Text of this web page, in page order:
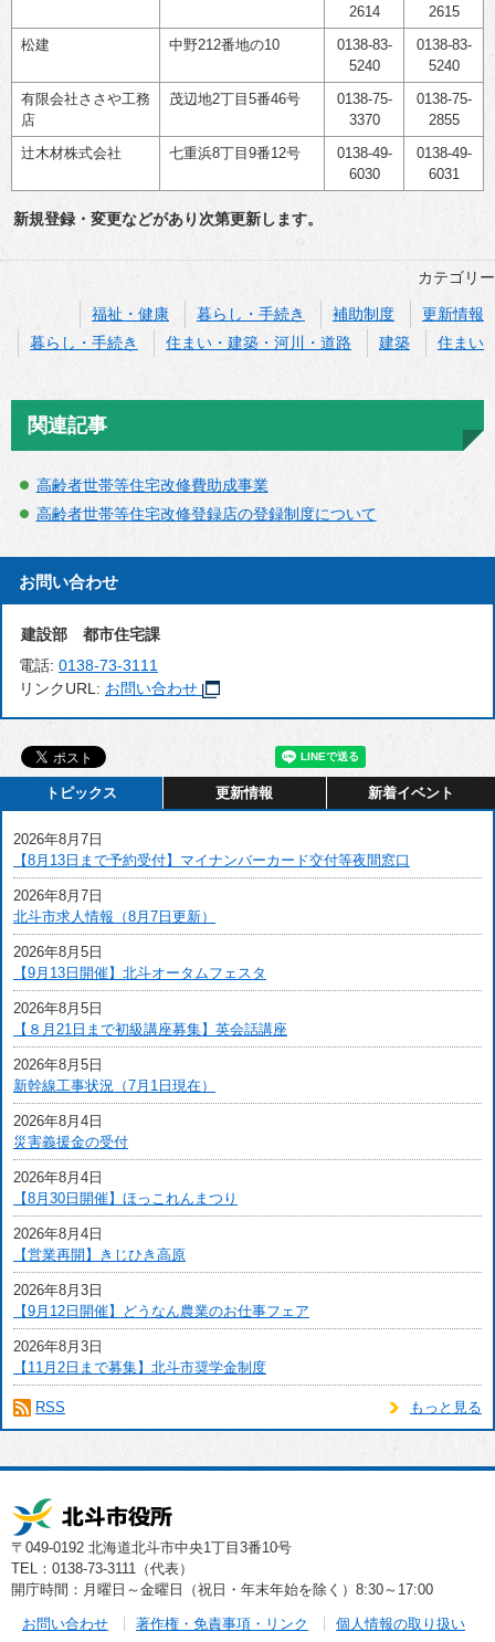
2614
2615
松建
中野212番地の10
0138-83-
5240
0138-83-
5240
有限会社ささや工務
店
茂辺地2丁目5番46号
0138-75-
3370
0138-75-
2855
辻󠄀木材株式会社
七重浜8丁目9番12号
0138-49-
6030
0138-49-
6031
新規登録・変更などがあり次第更新します。
カテゴリー
福祉・健康 暮らし・手続き 補助制度
更新情報
暮らし・手続き
住まい・建築・河川・道路 建築 住まい
関連記事
高齢者世帯等住宅改修費助成事業
高齢者世帯等住宅改修登録店の登録制度について
お問い合わせ
建設部 都市住宅課
電話: 0138-73-3111
リンクURL: お問い合わせ
トピックス 更新情報 新着イベント
2026年8月7日
【8月13日まで予約受付】マイナンバーカード交付等夜間窓口
2026年8月7日
北斗市求人情報（8月7日更新）
2026年8月5日
【9月13日開催】北斗オータムフェスタ
2026年8月5日
【８月21日まで初級講座募集】英会話講座
2026年8月5日
新幹線工事状況（7月1日現在）
2026年8月4日
災害義援金の受付
2026年8月4日
【8月30日開催】ほっこれんまつり
2026年8月4日
【営業再開】きじひき高原
2026年8月3日
【9月12日開催】どうなん農業のお仕事フェア
2026年8月3日
【11月2日まで募集】北斗市奨学金制度
もっと見る
RSS
〒049-0192 北海道北斗市中央1丁目3番10号
TEL：0138-73-3111（代表）
開庁時間：月曜日～金曜日（祝日・年末年始を除く）8:30～17:00
お問い合わせ 著作権・免責事項・リンク 個人情報の取り扱い